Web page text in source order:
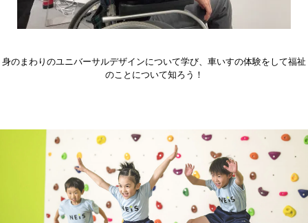
身のまわりのユニバーサルデザインについて学び、車いすの体験をして福祉
のことについて知ろう！